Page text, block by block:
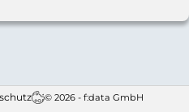
© 2026 - f:data GmbH